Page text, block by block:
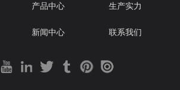
产品中心 生产实力
新闻中心 联系我们